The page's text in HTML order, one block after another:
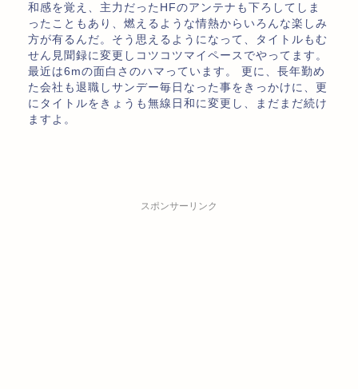
和感を覚え、主力だったHFのアンテナも下ろしてしま
ったこともあり、燃えるような情熱からいろんな楽しみ
方が有るんだ。そう思えるようになって、タイトルもむ
せん見聞録に変更しコツコツマイペースでやってます。
最近は6mの面白さのハマっています。 更に、長年勤め
た会社も退職しサンデー毎日なった事をきっかけに、更
にタイトルをきょうも無線日和に変更し、まだまだ続け
ますよ。
スポンサーリンク